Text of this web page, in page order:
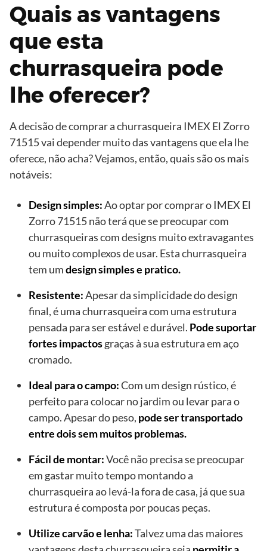
Quais as vantagens
que esta
churrasqueira pode
lhe oferecer?
A decisão de comprar a churrasqueira IMEX El Zorro
71515 vai depender muito das vantagens que ela lhe
oferece, não acha? Vejamos, então, quais são os mais
notáveis:
Design simples:Ao optar por comprar o IMEX El
Zorro 71515 não terá que se preocupar com
churrasqueiras com designs muito extravagantes
ou muito complexos de usar. Esta churrasqueira
tem umdesign simples e pratico.
Resistente:Apesar da simplicidade do design
final, é uma churrasqueira com uma estrutura
pensada para ser estável e durável. Pode suportar
fortes impactosgraças à sua estrutura em aço
cromado.
Ideal para o campo:Com um design rústico, é
perfeito para colocar no jardim ou levar para o
campo. Apesar do peso, pode ser transportado
entre dois sem muitos problemas.
Fácil de montar:Você não precisa se preocupar
em gastar muito tempo montando a
churrasqueira ao levá-la fora de casa, já que sua
estrutura é composta por poucas peças.
Utilize carvão e lenha:Talvez uma das maiores